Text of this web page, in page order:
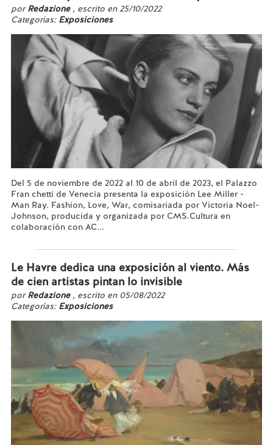
porRedazione , escrito en 25/10/2022
Categorías: Exposiciones
Del 5 de noviembre de 2022 al 10 de abril de 2023, el Palazzo
Fran chetti de Venecia presenta la exposición Lee Miller -
Man Ray. Fashion, Love, War, comisariada por Victoria Noel-
Johnson, producida y organizada por CMS.Cultura en
colaboración con AC...
Le Havre dedica una exposición al viento. Más
de cien artistas pintan lo invisible
porRedazione , escrito en 05/08/2022
Categorías: Exposiciones